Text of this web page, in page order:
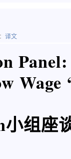
译文
Wage
组座